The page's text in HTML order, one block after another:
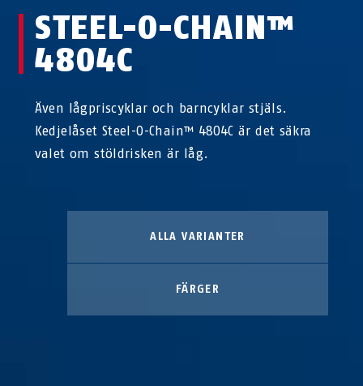
STEEL-O-CHAIN™
4804C
Även lågpriscyklar och barncyklar stjäls.
Kedjelåset Steel-O-Chain™ 4804C är det säkra
valet om stöldrisken är låg.
ALLA VARIANTER
FÄRGER